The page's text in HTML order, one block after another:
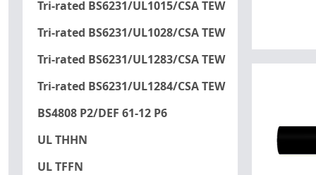
Tri-rated BS6231/UL1015/CSA TEW
Tri-rated BS6231/UL1028/CSA TEW
Tri-rated BS6231/UL1283/CSA TEW
Tri-rated BS6231/UL1284/CSA TEW
BS4808 P2/DEF 61-12 P6
UL THHN
UL TFFN